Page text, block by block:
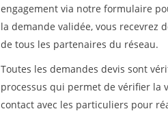
engagement via notre formulaire
la demande validée, vous recevrez
de tous les partenaires du réseau.
Toutes les demandes devis sont
processus qui permet de vérifier la
contact avec les particuliers pour